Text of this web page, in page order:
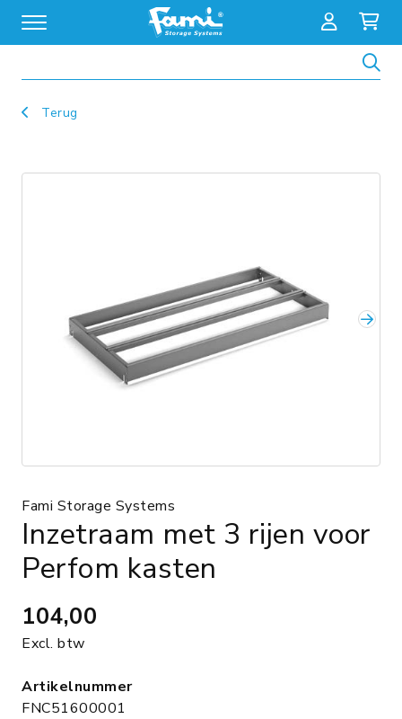
Terug
Fami Storage Systems
Inzetraam met 3 rijen voor
Perfom kasten
104,00
Excl. btw
Artikelnummer
FNC51600001